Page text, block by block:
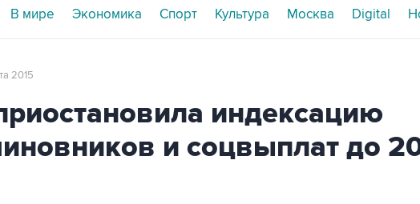
В мире Экономика Спорт Культура Москва Digital
2015
индексацию
и соцвыплат до